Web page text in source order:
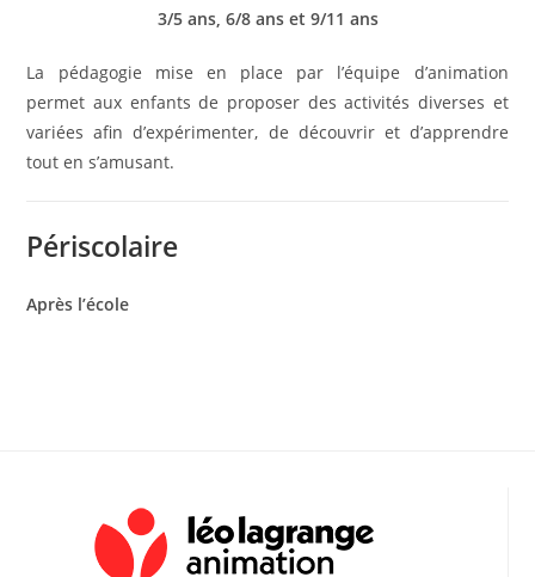
3/5 ans, 6/8 ans et 9/11 ans
La pédagogie mise en place par l’équipe d’animation
permet aux enfants de proposer des activités diverses et
variées afin d’expérimenter, de découvrir et d’apprendre
tout en s’amusant.
Périscolaire
Après l’école